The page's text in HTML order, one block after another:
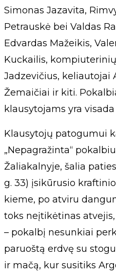
Simonas Jazavita,
Petrauskė bei Valdas
Edvardas Mažeikis,
Kuckailis,
Jadzevičius, keliautojai
Žemaičiai ir kiti.
klausytojams yra
Klausytojų patogumui
„Nepagražinta“
Žaliakalnyje, šalia
g. 33) įsikūrusio
kieme, po atviru
toks neįtikėtinas
– pokalbį nesunkiai
paruoštą erdvę su
ir mačą, kur susitiks